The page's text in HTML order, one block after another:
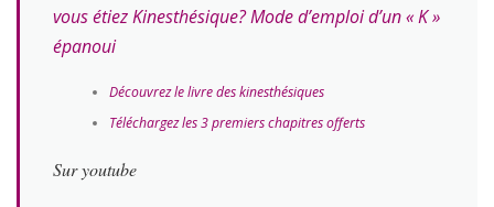
vous étiez Kinesthésique? Mode d’emploi d’un « K »
épanoui
Découvrez le livre des kinesthésiques
Téléchargez les 3 premiers chapitres offerts
Sur youtube